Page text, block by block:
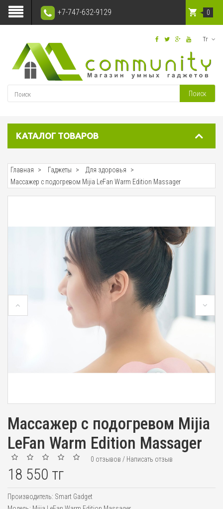
+7-747-632-9129
Тг
Поиск
0
КАТАЛОГ ТОВАРОВ
Главная Гаджеты
Для здоровья
Массажер с подогревом Mijia LeFan Warm Edition Massager
Массажер с подогревом Mijia
LeFan Warm Edition Massager
0 отзывов / Написать отзыв
18 550 тг
Производитель: Smart Gadget